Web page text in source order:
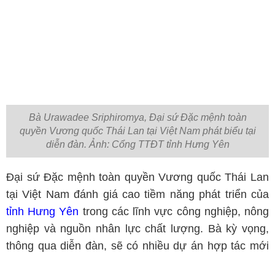
Bà Urawadee Sriphiromya, Đại sứ Đặc mệnh toàn
quyền Vương quốc Thái Lan tại Việt Nam phát biểu tại
diễn đàn. Ảnh: Cổng TTĐT tỉnh Hưng Yên
Đại sứ Đặc mệnh toàn quyền Vương quốc Thái Lan
tại Việt Nam đánh giá cao tiềm năng phát triển của
tỉnh Hưng Yên trong các lĩnh vực công nghiệp, nông
nghiệp và nguồn nhân lực chất lượng. Bà kỳ vọng,
thông qua diễn đàn, sẽ có nhiều dự án hợp tác mới